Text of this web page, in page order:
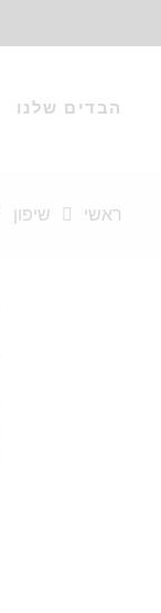
הבדים שלנו
ראשי שיפון